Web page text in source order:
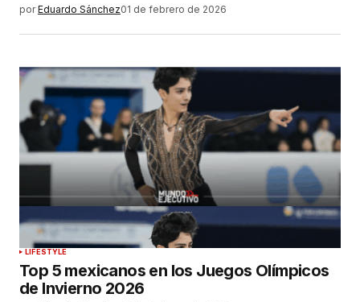
por Eduardo Sánchez01 de febrero de 2026
LIFESTYLE
Top 5 mexicanos en los Juegos Olímpicos
de Invierno 2026